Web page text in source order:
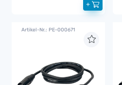
+
Artikel-Nr.: PE-000671